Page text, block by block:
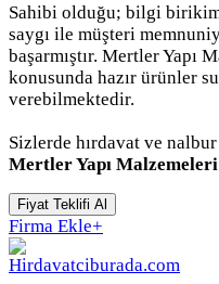
Sahibi olduğu; bilgi
saygı ile müşteri
başarmıştır. Mertler Yapı
konusunda hazır ürünler
verebilmektedir.
Sizlerde hırdavat ve
Mertler Yapı Malzemeleri
Fiyat Teklifi Al
Firma Ekle+